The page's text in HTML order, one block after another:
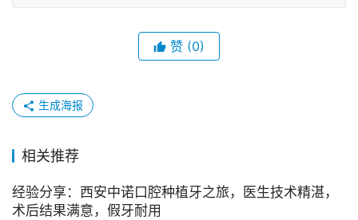
赞 (0)
生成海报
相关推荐
经验分享：西安中诺口腔种植牙之旅，医生技术精湛，
术后结果满意，假牙耐用